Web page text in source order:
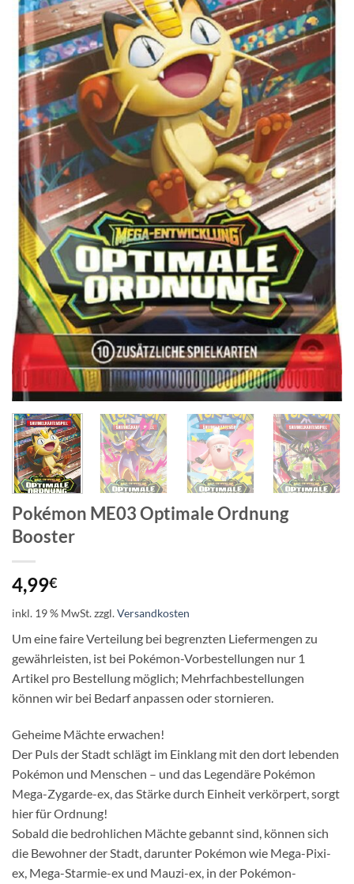
Pokémon ME03 Optimale Ordnung
Booster
4,99€
inkl. 19 % MwSt.zzgl.Versandkosten
Um eine faire Verteilung bei begrenzten Liefermengen zu
gewährleisten, ist bei Pokémon-Vorbestellungen nur 1
Artikel pro Bestellung möglich; Mehrfachbestellungen
können wir bei Bedarf anpassen oder stornieren.
Geheime Mächte erwachen!
Der Puls der Stadt schlägt im Einklang mit den dort lebenden
Pokémon und Menschen – und das Legendäre Pokémon
Mega-Zygarde-ex, das Stärke durch Einheit verkörpert, sorgt
hier für Ordnung!
Sobald die bedrohlichen Mächte gebannt sind, können sich
die Bewohner der Stadt, darunter Pokémon wie Mega-Pixi-
ex, Mega-Starmie-ex und Mauzi-ex, in der Pokémon-